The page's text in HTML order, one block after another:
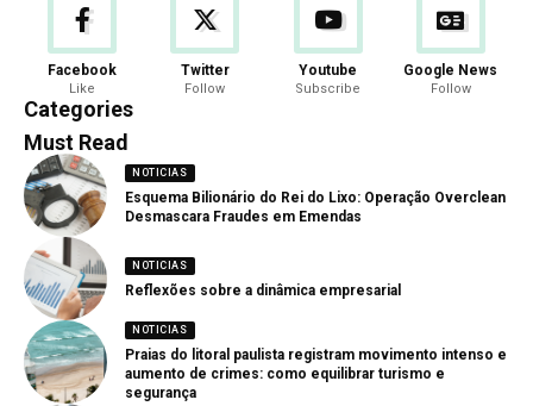
Facebook
Like
Twitter
Follow
Youtube
Subscribe
Google News
Follow
Categories
Must Read
NOTICIAS
Esquema Bilionário do Rei do Lixo: Operação Overclean
Desmascara Fraudes em Emendas
NOTICIAS
Reflexões sobre a dinâmica empresarial
NOTICIAS
Praias do litoral paulista registram movimento intenso e
aumento de crimes: como equilibrar turismo e
segurança